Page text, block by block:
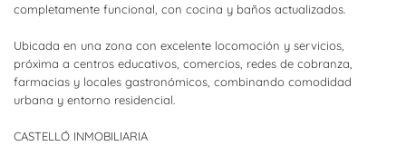
completamente funcional, con cocina y baños actualizados.
Ubicada en una zona con excelente locomoción y servicios,
próxima a centros educativos, comercios, redes de cobranza,
farmacias y locales gastronómicos, combinando comodidad
urbana y entorno residencial.
CASTELLÓ INMOBILIARIA